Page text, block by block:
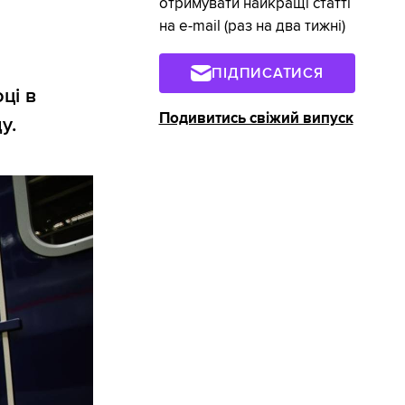
в
отримувати найкращі статті
на e-mail (раз на два тижні)
ПІДПИСАТИСЯ
Подивитись свіжий випуск